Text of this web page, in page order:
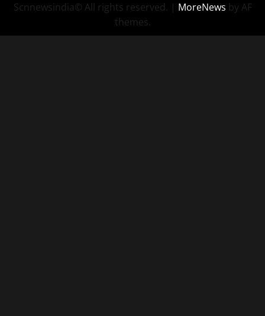
Scnnewsindia© All rights reserved. | MoreNews by AF
themes.